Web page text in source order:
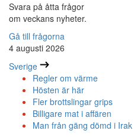
Svara på åtta frågor
om veckans nyheter.
Gå till frågorna
4 augusti 2026
Sverige
Regler om värme
Hösten är här
Fler brottslingar grips
Billigare mat i affären
Man från gäng dömd i Irak